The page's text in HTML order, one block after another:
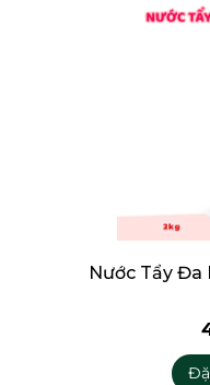
Nước Tẩy Đa